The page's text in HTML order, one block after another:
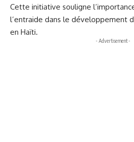
Cette initiative souligne
l’entraide dans le développement
en Haïti.
- Advertisement -